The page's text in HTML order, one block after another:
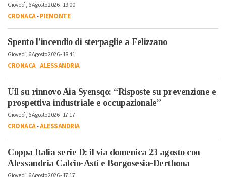
Giovedì, 6 Agosto 2026 - 19:00
CRONACA-PIEMONTE
Spento l’incendio di sterpaglie a Felizzano
Giovedì, 6 Agosto 2026 - 18:41
CRONACA-ALESSANDRIA
Uil su rinnovo Aia Syensqo: “Risposte su prevenzione e
prospettiva industriale e occupazionale”
Giovedì, 6 Agosto 2026 - 17:17
CRONACA-ALESSANDRIA
Coppa Italia serie D: il via domenica 23 agosto con
Alessandria Calcio-Asti e Borgosesia-Derthona